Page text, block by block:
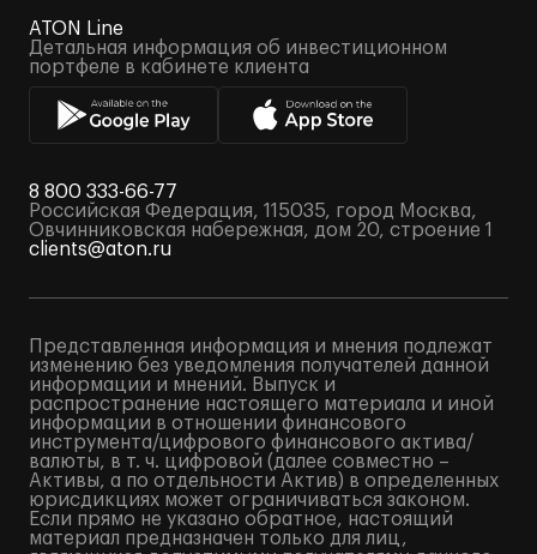
ATON Line
Детальная информация об инвестиционном
портфеле в кабинете клиента
8 800 333-66-77
Российская Федерация, 115035, город Москва,
Овчинниковская набережная, дом 20, строение 1
clients@aton.ru
Представленная информация и мнения подлежат
изменению без уведомления получателей данной
информации и мнений. Выпуск и
распространение настоящего материала и иной
информации в отношении финансового
инструмента/цифрового финансового актива/
валюты, в т. ч. цифровой (далее совместно –
Активы, а по отдельности Актив) в определенных
юрисдикциях может ограничиваться законом.
Если прямо не указано обратное, настоящий
материал предназначен только для лиц,